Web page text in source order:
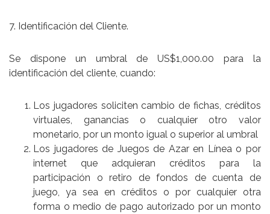
7. Identificación del Cliente.
Se dispone un umbral de US$1,000.00 para la
identificación del cliente, cuando:
Los jugadores soliciten cambio de fichas, créditos
virtuales, ganancias o cualquier otro valor
monetario, por un monto igual o superior al umbral
Los jugadores de Juegos de Azar en Línea o por
internet que adquieran créditos para la
participación o retiro de fondos de cuenta de
juego, ya sea en créditos o por cualquier otra
forma o medio de pago autorizado por un monto